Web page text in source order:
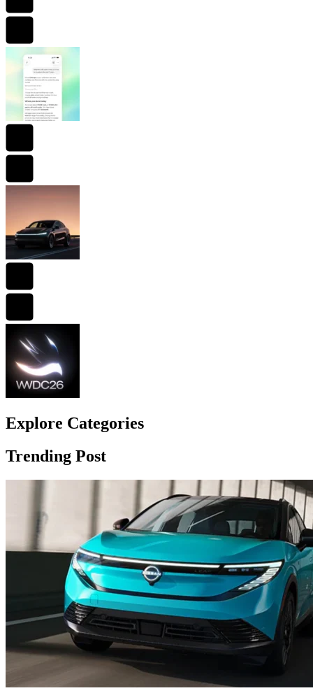
Explore Сategories
Trending Post